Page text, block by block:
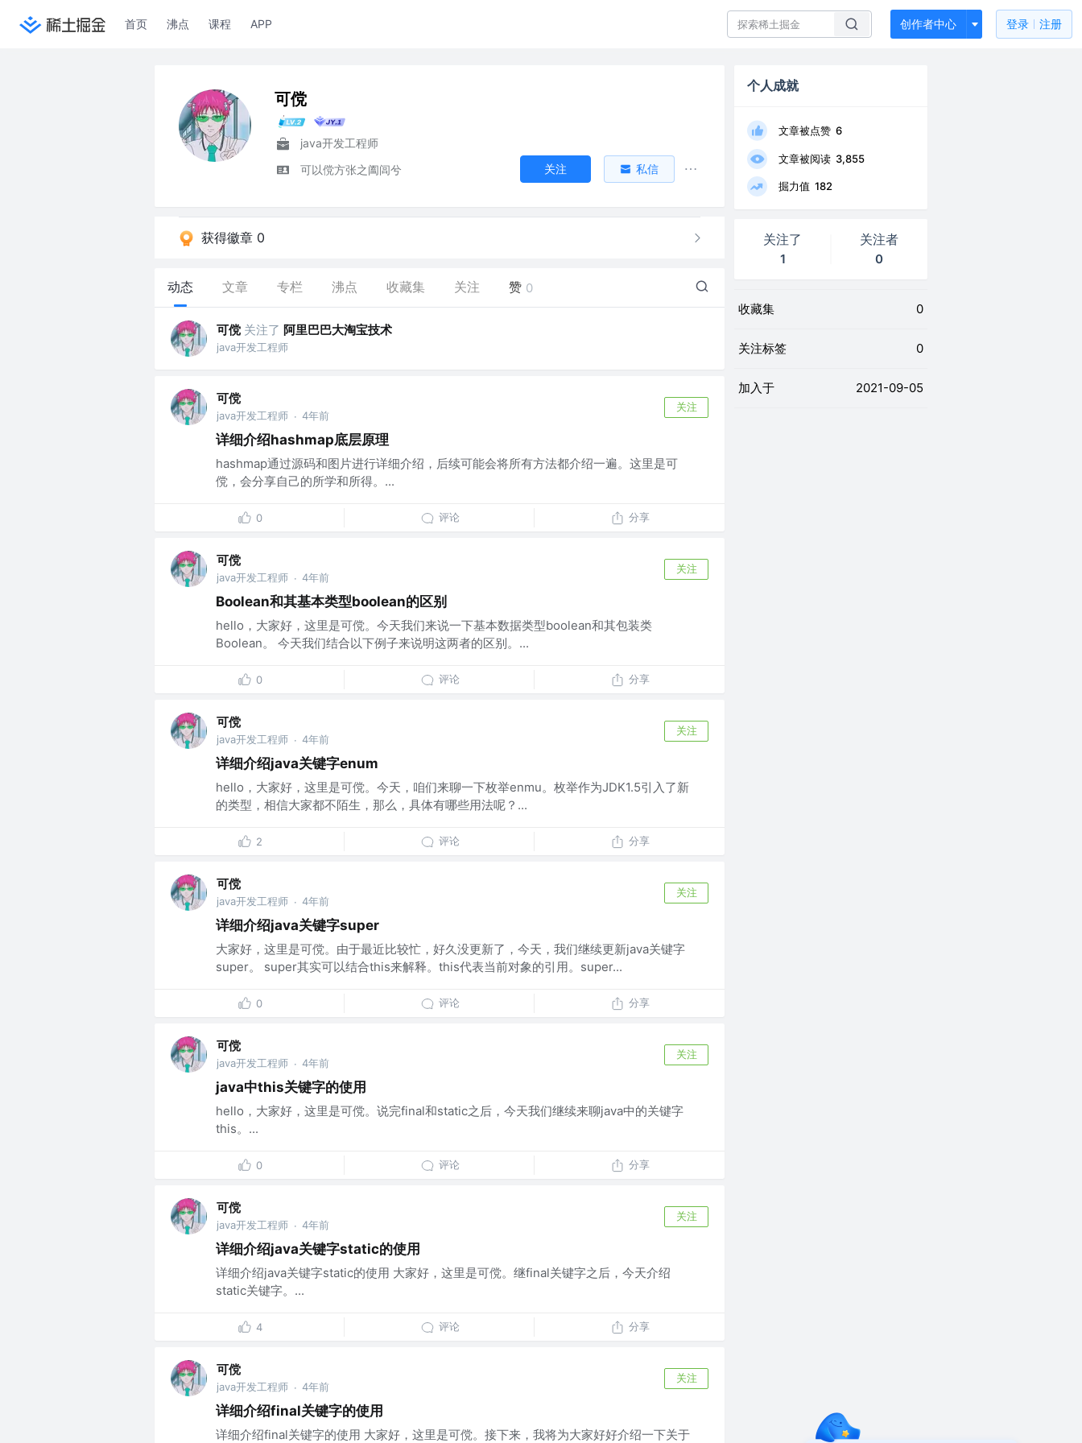
首页 沸点 课程 APP 创作者中心 登录 注册
可傥
java开发工程师
可以傥方张之阖闾兮
关注 私信
获得徽章 0
动态 文章 专栏 沸点 收藏集 关注 赞 0
可傥 关注了 阿里巴巴大淘宝技术
java开发工程师
可傥
java开发工程师 · 4年前
关注
详细介绍hashmap底层原理
hashmap通过源码和图片进行详细介绍，后续可能会将所有方法都介绍一遍。这里是可
傥，会分享自己的所学和所得。...
0 评论 分享
可傥
java开发工程师 · 4年前
关注
Boolean和其基本类型boolean的区别
hello，大家好，这里是可傥。今天我们来说一下基本数据类型boolean和其包装类
Boolean。 今天我们结合以下例子来说明这两者的区别。...
0 评论 分享
可傥
java开发工程师 · 4年前
关注
详细介绍java关键字enum
hello，大家好，这里是可傥。今天，咱们来聊一下枚举enmu。枚举作为JDK1.5引入了新
的类型，相信大家都不陌生，那么，具体有哪些用法呢？...
2 评论 分享
可傥
java开发工程师 · 4年前
关注
详细介绍java关键字super
大家好，这里是可傥。由于最近比较忙，好久没更新了，今天，我们继续更新java关键字
super。 super其实可以结合this来解释。this代表当前对象的引用。super...
0 评论 分享
可傥
java开发工程师 · 4年前
关注
java中this关键字的使用
hello，大家好，这里是可傥。说完final和static之后，今天我们继续来聊java中的关键字
this。...
0 评论 分享
可傥
java开发工程师 · 4年前
关注
详细介绍java关键字static的使用
详细介绍java关键字static的使用 大家好，这里是可傥。继final关键字之后，今天介绍
static关键字。...
4 评论 分享
可傥
java开发工程师 · 4年前
关注
详细介绍final关键字的使用
详细介绍final关键字的使用 大家好，这里是可傥。接下来，我将为大家好好介绍一下关于
个人成就
文章被点赞 6
文章被阅读 3,855
掘力值 182
关注了
1
关注者
0
收藏集 0
关注标签 0
加入于 2021-09-05